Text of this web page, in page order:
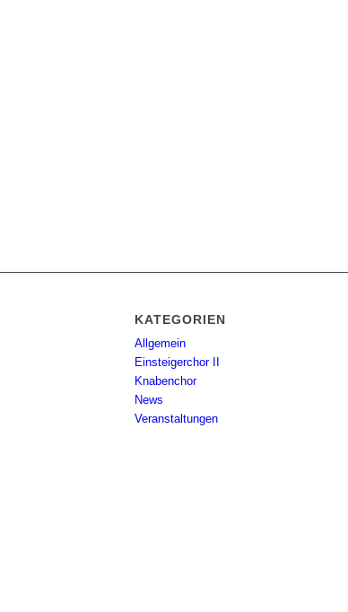
KATEGORIEN
Allgemein
Einsteigerchor II
Knabenchor
News
Veranstaltungen